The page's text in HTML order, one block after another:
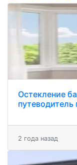
Остекление
2 года назад